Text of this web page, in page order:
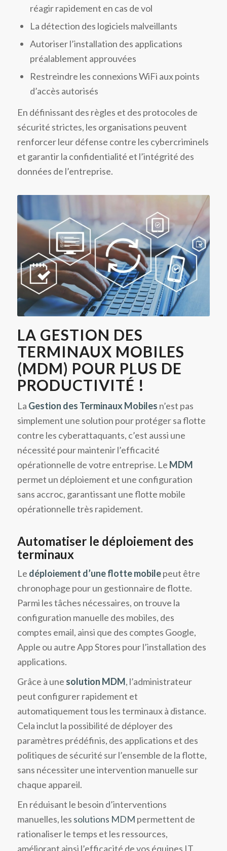
réagir rapidement en cas de vol
La détection des logiciels malveillants
Autoriser l’installation des applications
préalablement approuvées
Restreindre les connexions WiFi aux points
d’accès autorisés
En définissant des règles et des protocoles de
sécurité strictes, les organisations peuvent
renforcer leur défense contre les cybercriminels
et garantir la confidentialité et l’intégrité des
données de l’entreprise.
LA GESTION DES
TERMINAUX MOBILES
(MDM) POUR PLUS DE
PRODUCTIVITÉ !
La Gestion des Terminaux Mobiles n’est pas
simplement une solution pour protéger sa flotte
contre les cyberattaquants, c’est aussi une
nécessité pour maintenir l’efficacité
opérationnelle de votre entreprise. Le MDM
permet un déploiement et une configuration
sans accroc, garantissant une flotte mobile
opérationnelle très rapidement.
Automatiser le déploiement des
terminaux
Le déploiement d’une flotte mobilepeut être
chronophage pour un gestionnaire de flotte.
Parmi les tâches nécessaires, on trouve la
configuration manuelle des mobiles, des
comptes email, ainsi que des comptes Google,
Apple ou autre App Stores pour l’installation des
applications.
Grâce à une solution MDM, l’administrateur
peut configurer rapidement et
automatiquement tous les terminaux à distance.
Cela inclut la possibilité de déployer des
paramètres prédéfinis, des applications et des
politiques de sécurité sur l’ensemble de la flotte,
sans nécessiter une intervention manuelle sur
chaque appareil.
En réduisant le besoin d’interventions
manuelles, les solutions MDM permettent de
rationaliser le temps et les ressources,
améliorant ainsi l’efficacité de vos équipes IT.